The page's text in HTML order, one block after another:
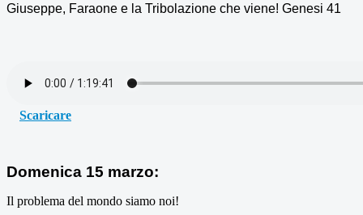
Giuseppe, Faraone e la Tribolazione che viene! Genesi 41
Scaricare
Domenica 15 marzo:
Il problema del mondo siamo noi!